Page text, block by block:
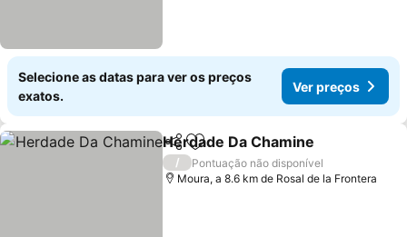
Selecione as datas para ver os preços
exatos.
Ver preços
PartilharAdicionar aos favoritos
Herdade Da Chamine
/
Pontuação não disponível
Moura, a 8.6 km de Rosal de la Frontera